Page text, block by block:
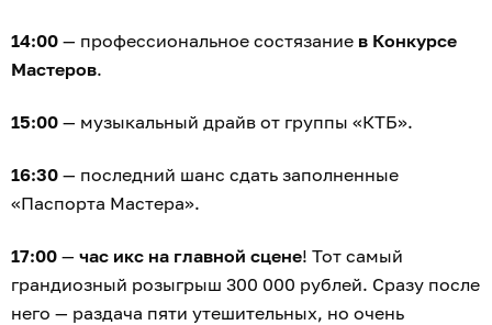
14:00 — профессиональное состязание в Конкурсе
Мастеров.
15:00 — музыкальный драйв от группы «КТБ».
16:30 — последний шанс сдать заполненные
«Паспорта Мастера».
17:00 — час икс на главной сцене! Тот самый
грандиозный розыгрыш 300 000 рублей. Сразу после
него — раздача пяти утешительных, но очень